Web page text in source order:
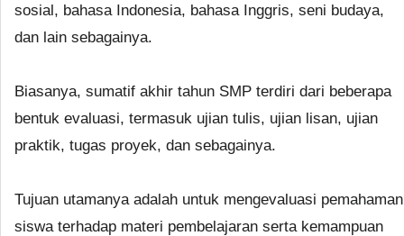
sosial, bahasa Indonesia, bahasa Inggris, seni budaya,
dan lain sebagainya.
Biasanya, sumatif akhir tahun SMP terdiri dari beberapa
bentuk evaluasi, termasuk ujian tulis, ujian lisan, ujian
praktik, tugas proyek, dan sebagainya.
Tujuan utamanya adalah untuk mengevaluasi pemahaman
siswa terhadap materi pembelajaran serta kemampuan